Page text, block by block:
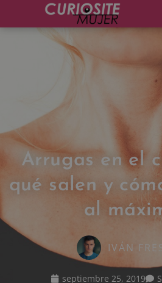
Arrugas en el
qué salen y
al
IVÁN
septiembre 25, 2019